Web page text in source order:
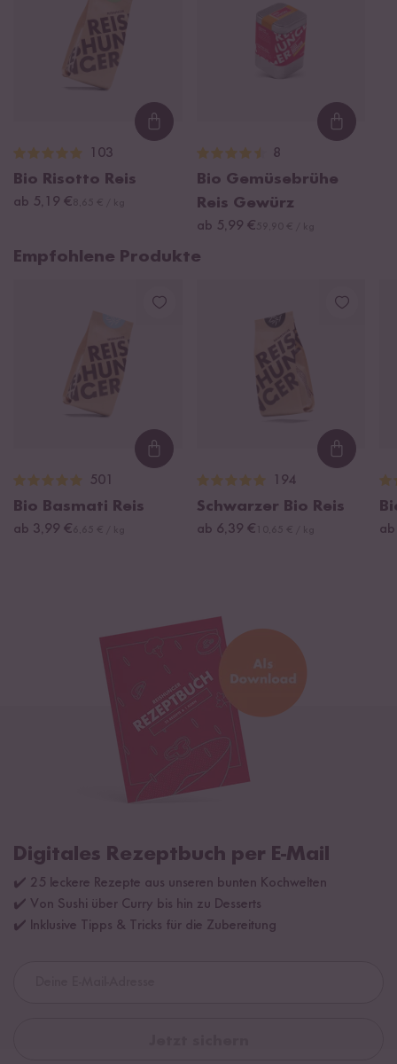
Loading...
103
Bio Risotto Reis
ab 5,19 €
8
Bio Gemüsebrühe
Reis Gewürz
ab 5,99 €
Empfohlene Produkte
Loading...
501
Bio Basmati Reis
ab 3,99 €
194
Schwarzer Bio Reis
ab 6,39 €
Digitales Rezeptbuch per E-Mail
✔️ 25 leckere Rezepte aus unseren bunten Kochwelten
✔️ Von Sushi über Curry bis hin zu Desserts
✔️ Inklusive Tipps & Tricks für die Zubereitung